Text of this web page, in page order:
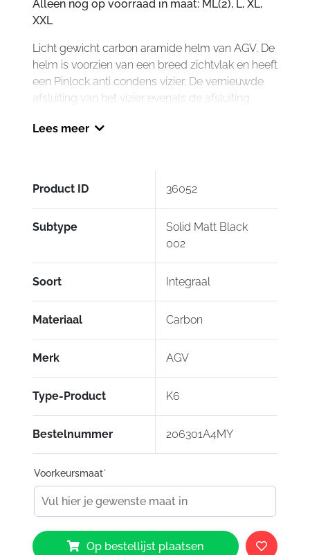
aantal
Alleen nog op voorraad in maat: ML(2), L, XL,
XXL
Licht gewicht carbon aramide helm van AGV. De
helm is voorzien van een breed zichtvlak en heeft
een Pinlock anti condens vizier. De vernieuwde
afsluiting van het vizier evenals de afsluiting
helm.
K6 te voorzien van de AGV Ark intercom.
Lees meer
Product ID 36052
Subtype
Solid Matt Black
002
Soort Integraal
Materiaal Carbon
Merk AGV
Type-Product K6
Bestelnummer 206301A4MY
Voorkeursmaat*
AGV
K6
Op bestellijst plaatsen